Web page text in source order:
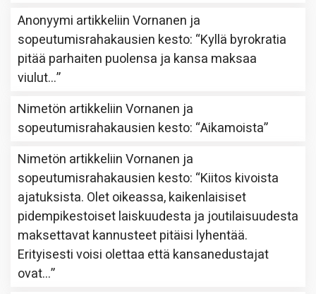
Anonyymi artikkeliinVornanen ja
sopeutumisrahakausien kesto: “Kyllä byrokratia
pitää parhaiten puolensa ja kansa maksaa
viulut…”
Nimetön artikkeliinVornanen ja
sopeutumisrahakausien kesto: “Aikamoista”
Nimetön artikkeliinVornanen ja
sopeutumisrahakausien kesto: “Kiitos kivoista
ajatuksista. Olet oikeassa, kaikenlaisiset
pidempikestoiset laiskuudesta ja joutilaisuudesta
maksettavat kannusteet pitäisi lyhentää.
Erityisesti voisi olettaa että kansanedustajat
ovat…”